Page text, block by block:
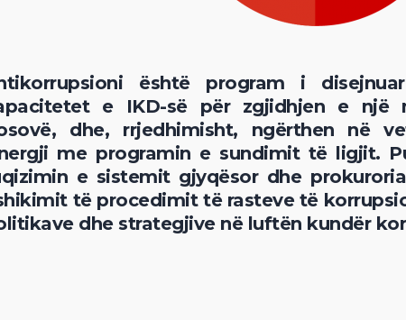
është program i
e IKD-së për zgjidhjen e një
dhe, rrjedhimisht, ngërthen në
me programin e sundimit të ligjit.
e sistemit gjyqësor dhe
të procedimit të rasteve të
dhe strategjive në luftën kundër